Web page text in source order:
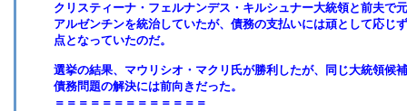
クリスティーナ・フェルナンデス・キルシュナー大統領と前夫で
アルゼンチンを統治していたが、債務の支払いには頑として応じ
点となっていたのだ。
選挙の結果、マウリシオ・マクリ氏が勝利したが、同じ大統領候
債務問題の解決には前向きだった。
＝＝＝＝＝＝＝＝＝＝＝＝＝